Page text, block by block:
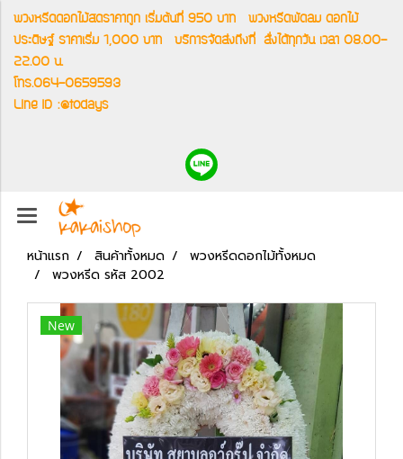
พวงหรีดดอกไม้สดราคาถูก เริ่มต้นที่ 950 บาท พวงหรีดพัดลม ดอกไม้
ประดิษฐ์ ราคาเริ่ม 1,000 บาท บริการจัดส่งถึงที่ สั่งได้ทุกวัน เวลา 08.00-
22.00 น.
โทร.064-0659593
Line ID :@todays
หน้าแรก สินค้าทั้งหมด
พวงหรีดดอกไม้ทั้งหมด
พวงหรีด รหัส 2002
New